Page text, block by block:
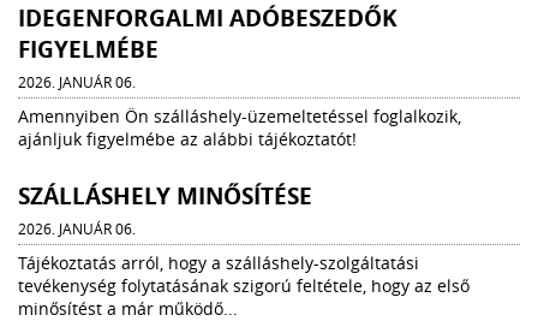
IDEGENFORGALMI ADÓBESZEDŐK
FIGYELMÉBE
2026. JANUÁR 06.
Amennyiben Ön szálláshely-üzemeltetéssel foglalkozik,
ajánljuk figyelmébe az alábbi tájékoztatót!
SZÁLLÁSHELY MINŐSÍTÉSE
2026. JANUÁR 06.
Tájékoztatás arról, hogy a szálláshely-szolgáltatási
tevékenység folytatásának szigorú feltétele, hogy az első
minősítést a már működő...